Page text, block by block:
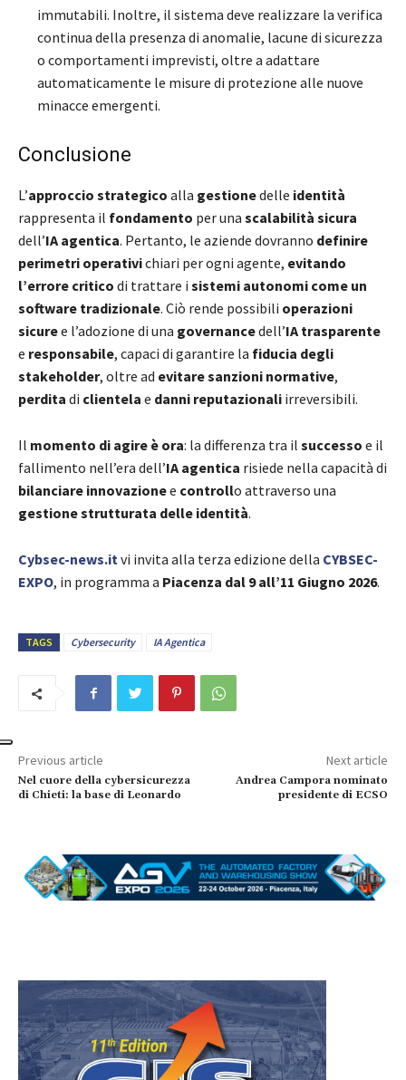
immutabili. Inoltre, il sistema deve realizzare la verifica
continua della presenza di anomalie, lacune di sicurezza
o comportamenti imprevisti, oltre a adattare
automaticamente le misure di protezione alle nuove
minacce emergenti.
Conclusione
L’approccio strategico alla gestionedelle identità
rappresenta il fondamento per una scalabilità sicura
dell’IA agentica. Pertanto, le aziende dovranno definire
perimetri operativichiari per ogni agente, evitando
l’errore critico di trattare i sistemi autonomi come un
software tradizionale. Ciò rende possibili operazioni
sicuree l’adozione di una governancedell’IA trasparente
e responsabile, capaci di garantire la fiducia degli
stakeholder, oltre ad evitare sanzioni normative,
perdita di clientela e danni reputazionali irreversibili.
Il momento di agire è ora: la differenza tra il successo e il
fallimento nell’era dell’IA agentica risiede nella capacità di
bilanciare innovazionee controllo attraverso una
gestione strutturata delle identità.
Cybsec-news.itvi invita alla terza edizione della CYBSEC-
EXPO, in programma a Piacenza dal 9 all’11 Giugno 2026.
TAGS Cybersecurity IA Agentica
Previous article
Nel cuore della cybersicurezza
di Chieti: la base di Leonardo
Next article
Andrea Campora nominato
presidente di ECSO